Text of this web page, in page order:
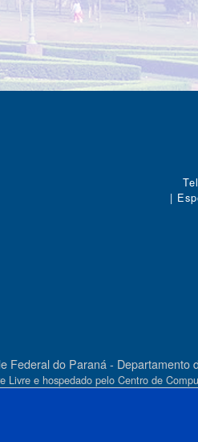
|
Federal do Paraná - Departamento
Livre e hospedado pelo Centro de